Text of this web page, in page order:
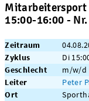
15:00-16:00 -
Zeitraum
Zyklus
Di
Geschlecht
m/w/d
Leiter
Peter
Ort